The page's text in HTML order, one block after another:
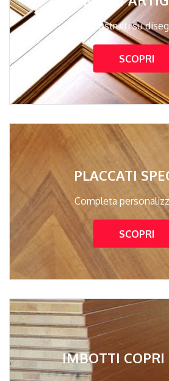
Costruiti su
SCOPRI
PLACCATI
Completa
SCOPRI
IMBOTTI COPRI